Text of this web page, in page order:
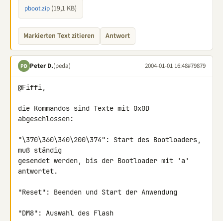
pboot.zip (19,1 KB)
Markierten Text zitieren Antwort
PD Peter D.(peda) 2004-01-01 16:48#79879
@Fiffi,
die Kommandos sind Texte mit 0x0D
abgeschlossen:
"\370\360\340\200\374": Start des Bootloaders,
muß ständig
gesendet werden, bis der Bootloader mit 'a'
antwortet.
"Reset": Beenden und Start der Anwendung
"DM8": Auswahl des Flash